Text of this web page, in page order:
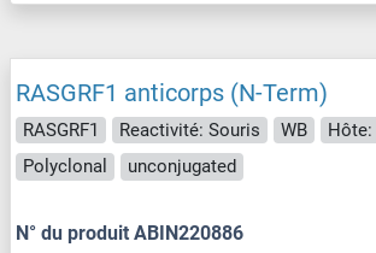
RASGRF1 anticorps (N-Term)
RASGRF1 Reactivité: Souris WB
Polyclonal
unconjugated
N° du produit ABIN220886